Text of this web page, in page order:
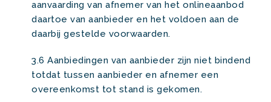
aanvaarding van afnemer van het onlineaanbod
daartoe van aanbieder en het voldoen aan de
daarbij gestelde voorwaarden.
3.6 Aanbiedingen van aanbieder zijn niet bindend
totdat tussen aanbieder en afnemer een
overeenkomst tot stand is gekomen.